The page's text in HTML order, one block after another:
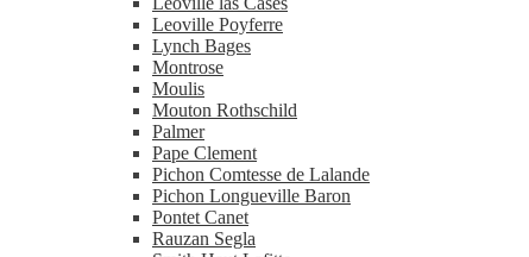
Leoville Poyferre
Lynch Bages
Montrose
Moulis
Mouton Rothschild
Palmer
Pape Clement
Pichon Comtesse de Lalande
Pichon Longueville Baron
Pontet Canet
Rauzan Segla